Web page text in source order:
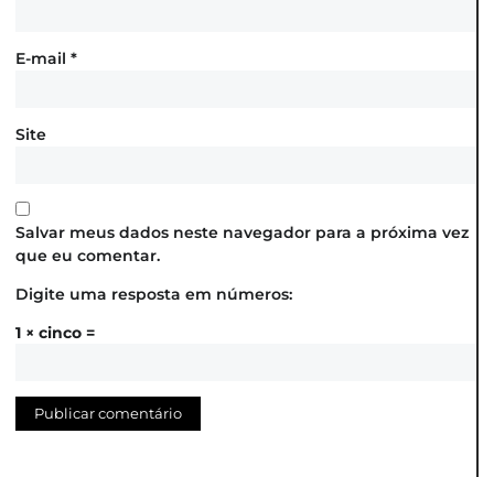
E-mail *
Site
Salvar meus dados neste navegador para a próxima vez
que eu comentar.
Digite uma resposta em números:
1 × cinco =